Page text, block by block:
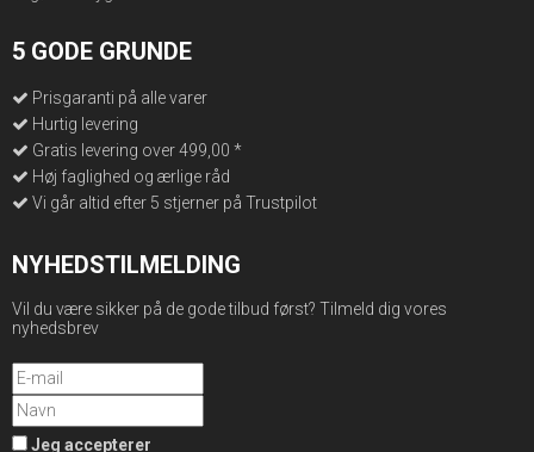
5 GODE GRUNDE
Prisgaranti på alle varer
Hurtig levering
Gratis levering over 499,00 *
Høj faglighed og ærlige råd
Vi går altid efter 5 stjerner på Trustpilot
NYHEDSTILMELDING
Vil du være sikker på de gode tilbud først? Tilmeld dig vores
nyhedsbrev
Jeg accepterer